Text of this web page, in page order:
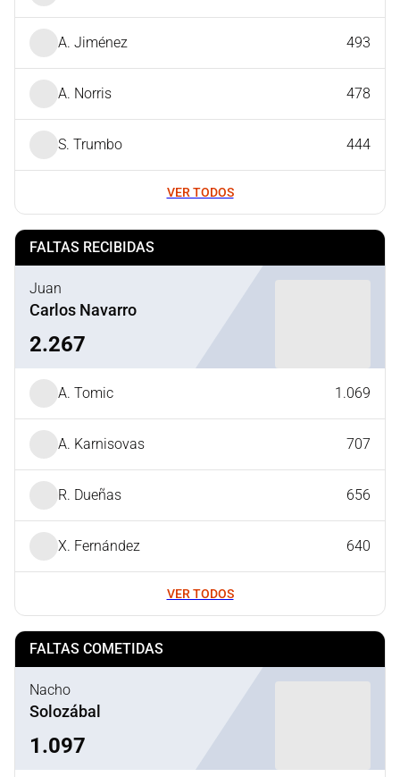
A. Jiménez 493
A. Norris 478
S. Trumbo 444
VER TODOS
FALTAS RECIBIDAS
Juan
Carlos Navarro
2.267
A. Tomic 1.069
A. Karnisovas 707
R. Dueñas 656
X. Fernández 640
VER TODOS
FALTAS COMETIDAS
Nacho
Solozábal
1.097